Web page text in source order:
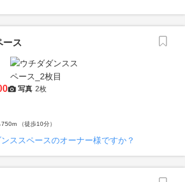
ース
写真 2枚
（徒歩10分）
ススペースのオーナー様ですか？